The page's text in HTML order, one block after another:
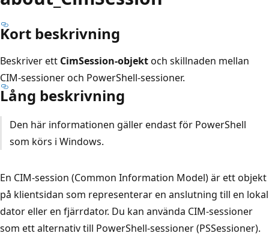
Kort beskrivning
Beskriver ett CimSession-objektoch skillnaden mellan
CIM-sessioner och PowerShell-sessioner.
Lång beskrivning
Den här informationen gäller endast för PowerShell
som körs i Windows.
En CIM-session (Common Information Model) är ett objekt
på klientsidan som representerar en anslutning till en lokal
dator eller en fjärrdator. Du kan använda CIM-sessioner
som ett alternativ till PowerShell-sessioner (PSSessioner).